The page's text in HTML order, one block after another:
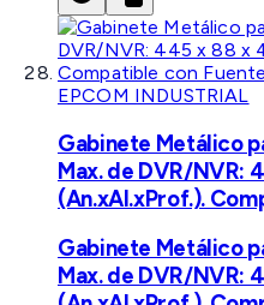
EPCOM INDUSTRIAL
Gabinete Metálico
Max. de DVR/NVR:
(An.xAl.xProf.).
Gabinete Metálico
Max. de DVR/NVR: